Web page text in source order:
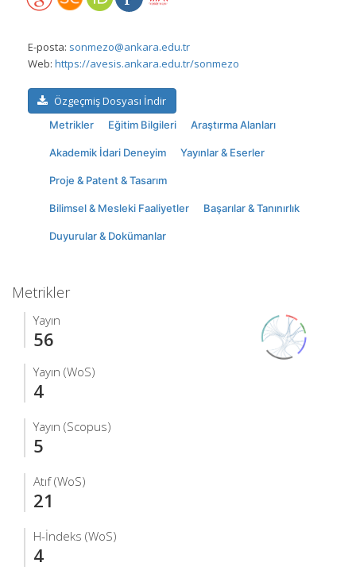
E-posta: sonmezo@ankara.edu.tr
Web: https://avesis.ankara.edu.tr/sonmezo
Özgeçmiş Dosyası İndir
Metrikler Eğitim Bilgileri Araştırma Alanları
Akademik İdari Deneyim Yayınlar & Eserler
Proje & Patent & Tasarım
Bilimsel & Mesleki Faaliyetler Başarılar & Tanınırlık
Duyurular & Dokümanlar
Metrikler
Yayın
56
Yayın (WoS)
4
Yayın (Scopus)
5
Atıf (WoS)
21
H-İndeks (WoS)
4